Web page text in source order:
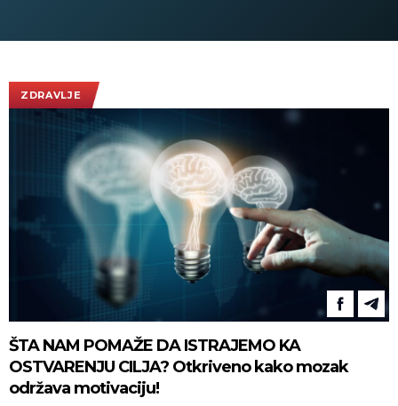
ZDRAVLJE
ŠTA NAM POMAŽE DA ISTRAJEMO KA
OSTVARENJU CILJA? Otkriveno kako mozak
održava motivaciju!